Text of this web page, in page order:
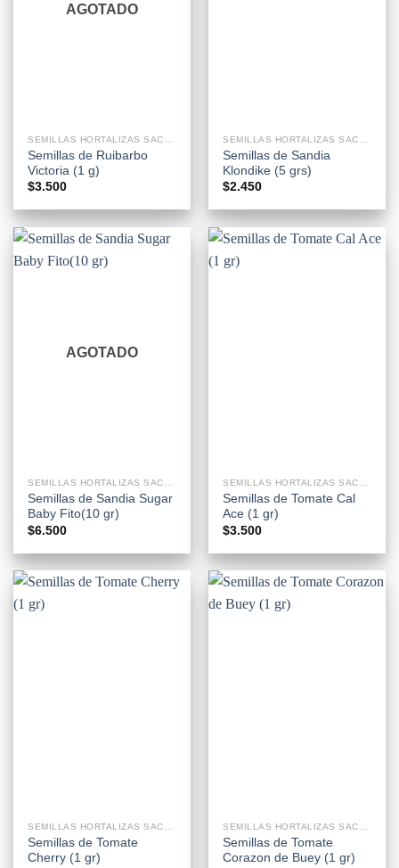
AGOTADO
Semillas de Ruibarbo
Victoria (1 g)
$3.500
Semillas de Sandia
Klondike (5 grs)
$2.450
AGOTADO
SEMILLAS HORTALIZAS SACHETS
Semillas de Sandia Sugar
Baby Fito(10 gr)
$6.500
SEMILLAS HORTALIZAS SACHETS
Semillas de Tomate Cal
Ace (1 gr)
$3.500
Semillas de Tomate
Cherry (1 gr)
Semillas de Tomate
Corazon de Buey (1 gr)